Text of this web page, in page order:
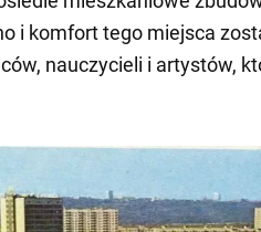
i komfort tego miejsca
nauczycieli i artystów,